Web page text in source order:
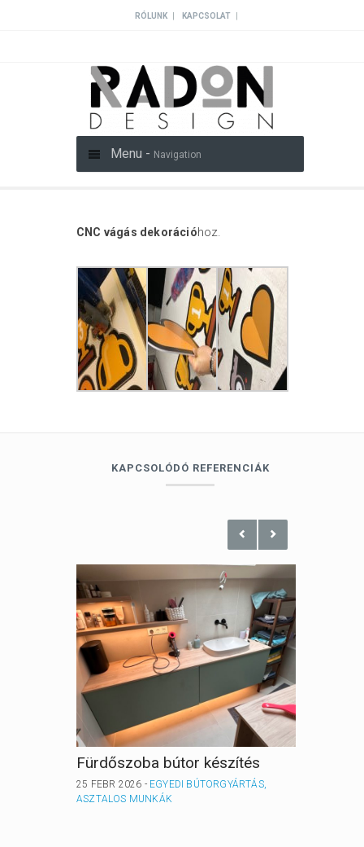
RÓLUNK | KAPCSOLAT |
Menu - Navigation
CNC vágás dekorációhoz.
KAPCSOLÓDÓ REFERENCIÁK
Fürdőszoba bútor készítés
25 FEBR 2026 - EGYEDI BÚTORGYÁRTÁS,
ASZTALOS MUNKÁK